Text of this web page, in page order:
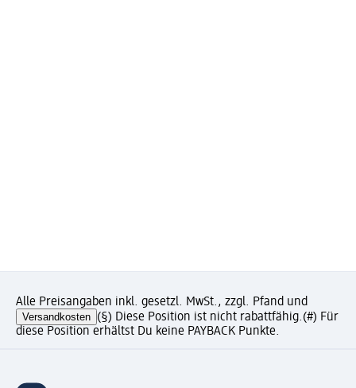
Alle Preisangaben inkl. gesetzl. MwSt., zzgl. Pfand und
Versandkosten (§) Diese Position ist nicht rabattfähig.(#) Für
diese Position erhältst Du keine PAYBACK Punkte.